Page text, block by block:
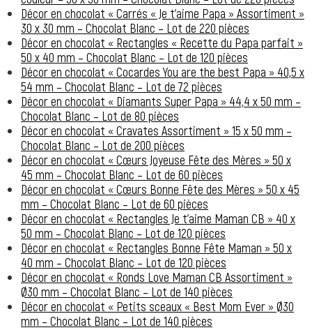
Décor en chocolat « Carrés « Je t’aime Papa » Assortiment »
30 x 30 mm – Chocolat Blanc – Lot de 220 pièces
Décor en chocolat « Rectangles « Recette du Papa parfait »
50 x 40 mm – Chocolat Blanc – Lot de 120 pièces
Décor en chocolat « Cocardes You are the best Papa » 40,5 x
54 mm – Chocolat Blanc – Lot de 72 pièces
Décor en chocolat « Diamants Super Papa » 44,4 x 50 mm –
Chocolat Blanc – Lot de 80 pièces
Décor en chocolat « Cravates Assortiment » 15 x 50 mm –
Chocolat Blanc – Lot de 200 pièces
Décor en chocolat « Cœurs Joyeuse Fête des Mères » 50 x
45 mm – Chocolat Blanc – Lot de 60 pièces
Décor en chocolat « Cœurs Bonne Fête des Mères » 50 x 45
mm – Chocolat Blanc – Lot de 60 pièces
Décor en chocolat « Rectangles Je t’aime Maman CB » 40 x
50 mm – Chocolat Blanc – Lot de 120 pièces
Décor en chocolat « Rectangles Bonne Fête Maman » 50 x
40 mm – Chocolat Blanc – Lot de 120 pièces
Décor en chocolat « Ronds Love Maman CB Assortiment »
Ø30 mm – Chocolat Blanc – Lot de 140 pièces
Décor en chocolat « Petits sceaux « Best Mom Ever » Ø30
mm – Chocolat Blanc – Lot de 140 pièces